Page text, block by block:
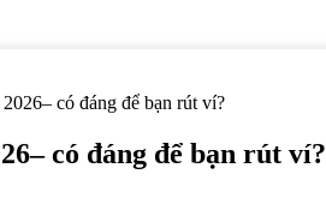
có đáng để bạn rút ví?
có đáng để bạn rút ví?